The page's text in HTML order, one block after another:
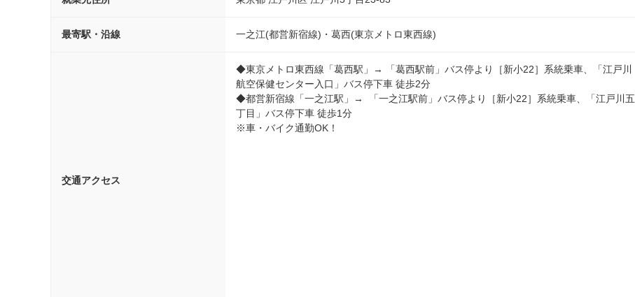
最寄駅・沿線 一之江(都営新宿線)・葛西(東京メトロ東西線)
交通アクセス
◆東京メトロ東西線「葛西駅」→ 「葛西駅前」バス停より［新小22］系統乗車、「江戸川
航空保健センター入口」バス停下車 徒歩2分
◆都営新宿線「一之江駅」→  「一之江駅前」バス停より［新小22］系統乗車、「江戸川五
丁目」バス停下車 徒歩1分
※車・バイク通勤OK！